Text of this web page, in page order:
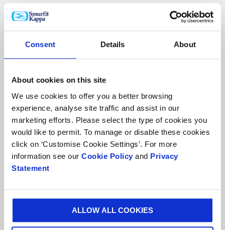
Consent Details About
About cookies on this site
We use cookies to offer you a better browsing
experience, analyse site traffic and assist in our
marketing efforts. Please select the type of cookies you
would like to permit. To manage or disable these cookies
click on ‘Customise Cookie Settings’. For more
information see our Cookie Policy and Privacy
Statement
ALLOW ALL COOKIES
TU CARGO
CIUDAD*
DÍA DEL WEBINAR
MENSAJE